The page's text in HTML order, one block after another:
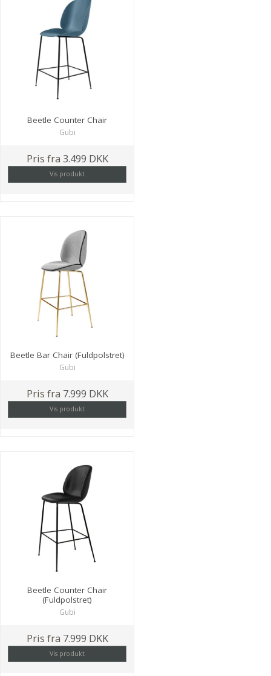
Beetle Counter Chair
Gubi
Pris fra 3.499 DKK
Vis produkt
Beetle Bar Chair (Fuldpolstret)
Gubi
Pris fra 7.999 DKK
Vis produkt
Beetle Counter Chair
(Fuldpolstret)
Gubi
Pris fra 7.999 DKK
Vis produkt